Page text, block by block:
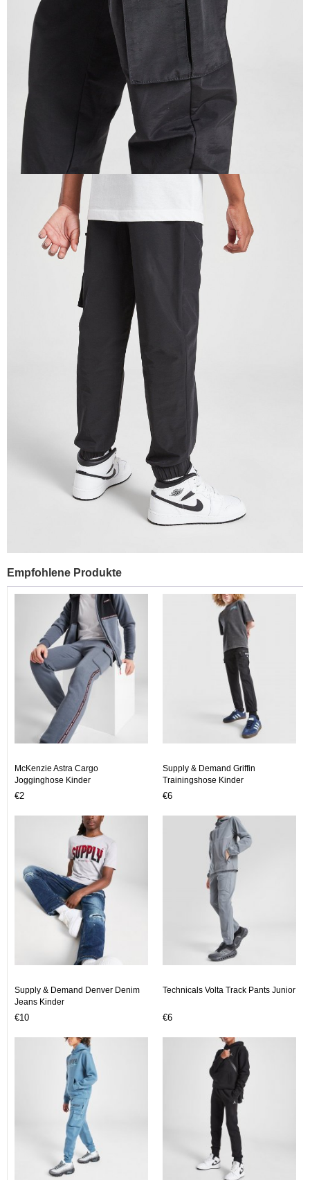
Empfohlene Produkte
McKenzie Astra Cargo
Jogginghose Kinder
€2
Supply & Demand Griffin
Trainingshose Kinder
€6
Supply & Demand Denver Denim
Jeans Kinder
€10
Technicals Volta Track Pants Junior
€6